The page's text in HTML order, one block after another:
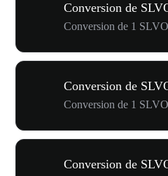
Conversion de
Conversion de 1
Conversion de
Conversion de 1
Conversion de